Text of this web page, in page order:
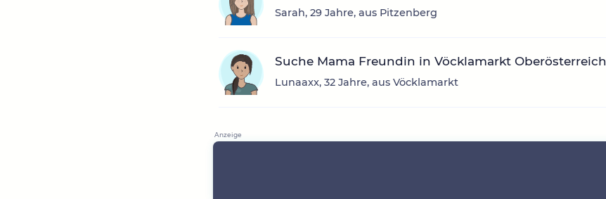
Sarah, 29 Jahre, aus Pitzenberg
Suche Mama Freundin in Vöcklamarkt Oberösterreich
Lunaaxx, 32 Jahre, aus Vöcklamarkt